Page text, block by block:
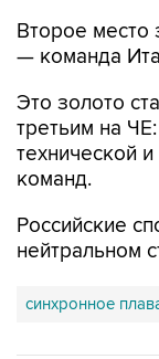
Второе место
— команда
Это золото
третьим на
технической
команд.
Российские
нейтральном
синхронное